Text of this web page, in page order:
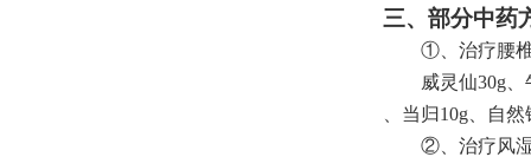
三、部分中药
①、治疗腰
威灵仙30g
、当归10g、自
②、治疗风